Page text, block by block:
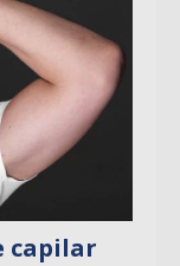
capilar